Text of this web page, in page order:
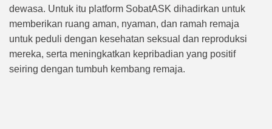
dewasa. Untuk itu platform SobatASK dihadirkan untuk
memberikan ruang aman, nyaman, dan ramah remaja
untuk peduli dengan kesehatan seksual dan reproduksi
mereka, serta meningkatkan kepribadian yang positif
seiring dengan tumbuh kembang remaja.